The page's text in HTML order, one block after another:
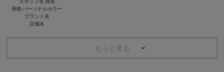
骨格 パーソナルカラー
ブランド名
店舗名
もっと見る